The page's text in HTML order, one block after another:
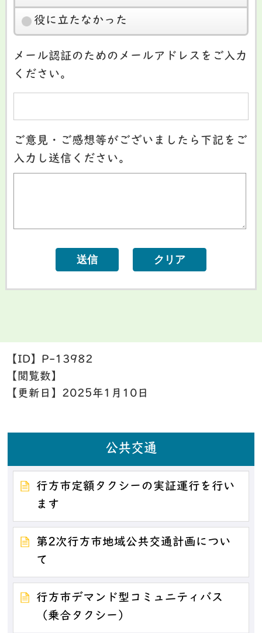
役に立たなかった
メール認証のためのメールアドレスをご入力
ください。
ご意見・ご感想等がございましたら下記をご
入力し送信ください。
【ID】 P-13982
【閲覧数】
【更新日】 2025年1月10日
公共交通
行方市定額タクシーの実証運行を行い
ます
第2次行方市地域公共交通計画につい
て
行方市デマンド型コミュニティバス
（乗合タクシー）